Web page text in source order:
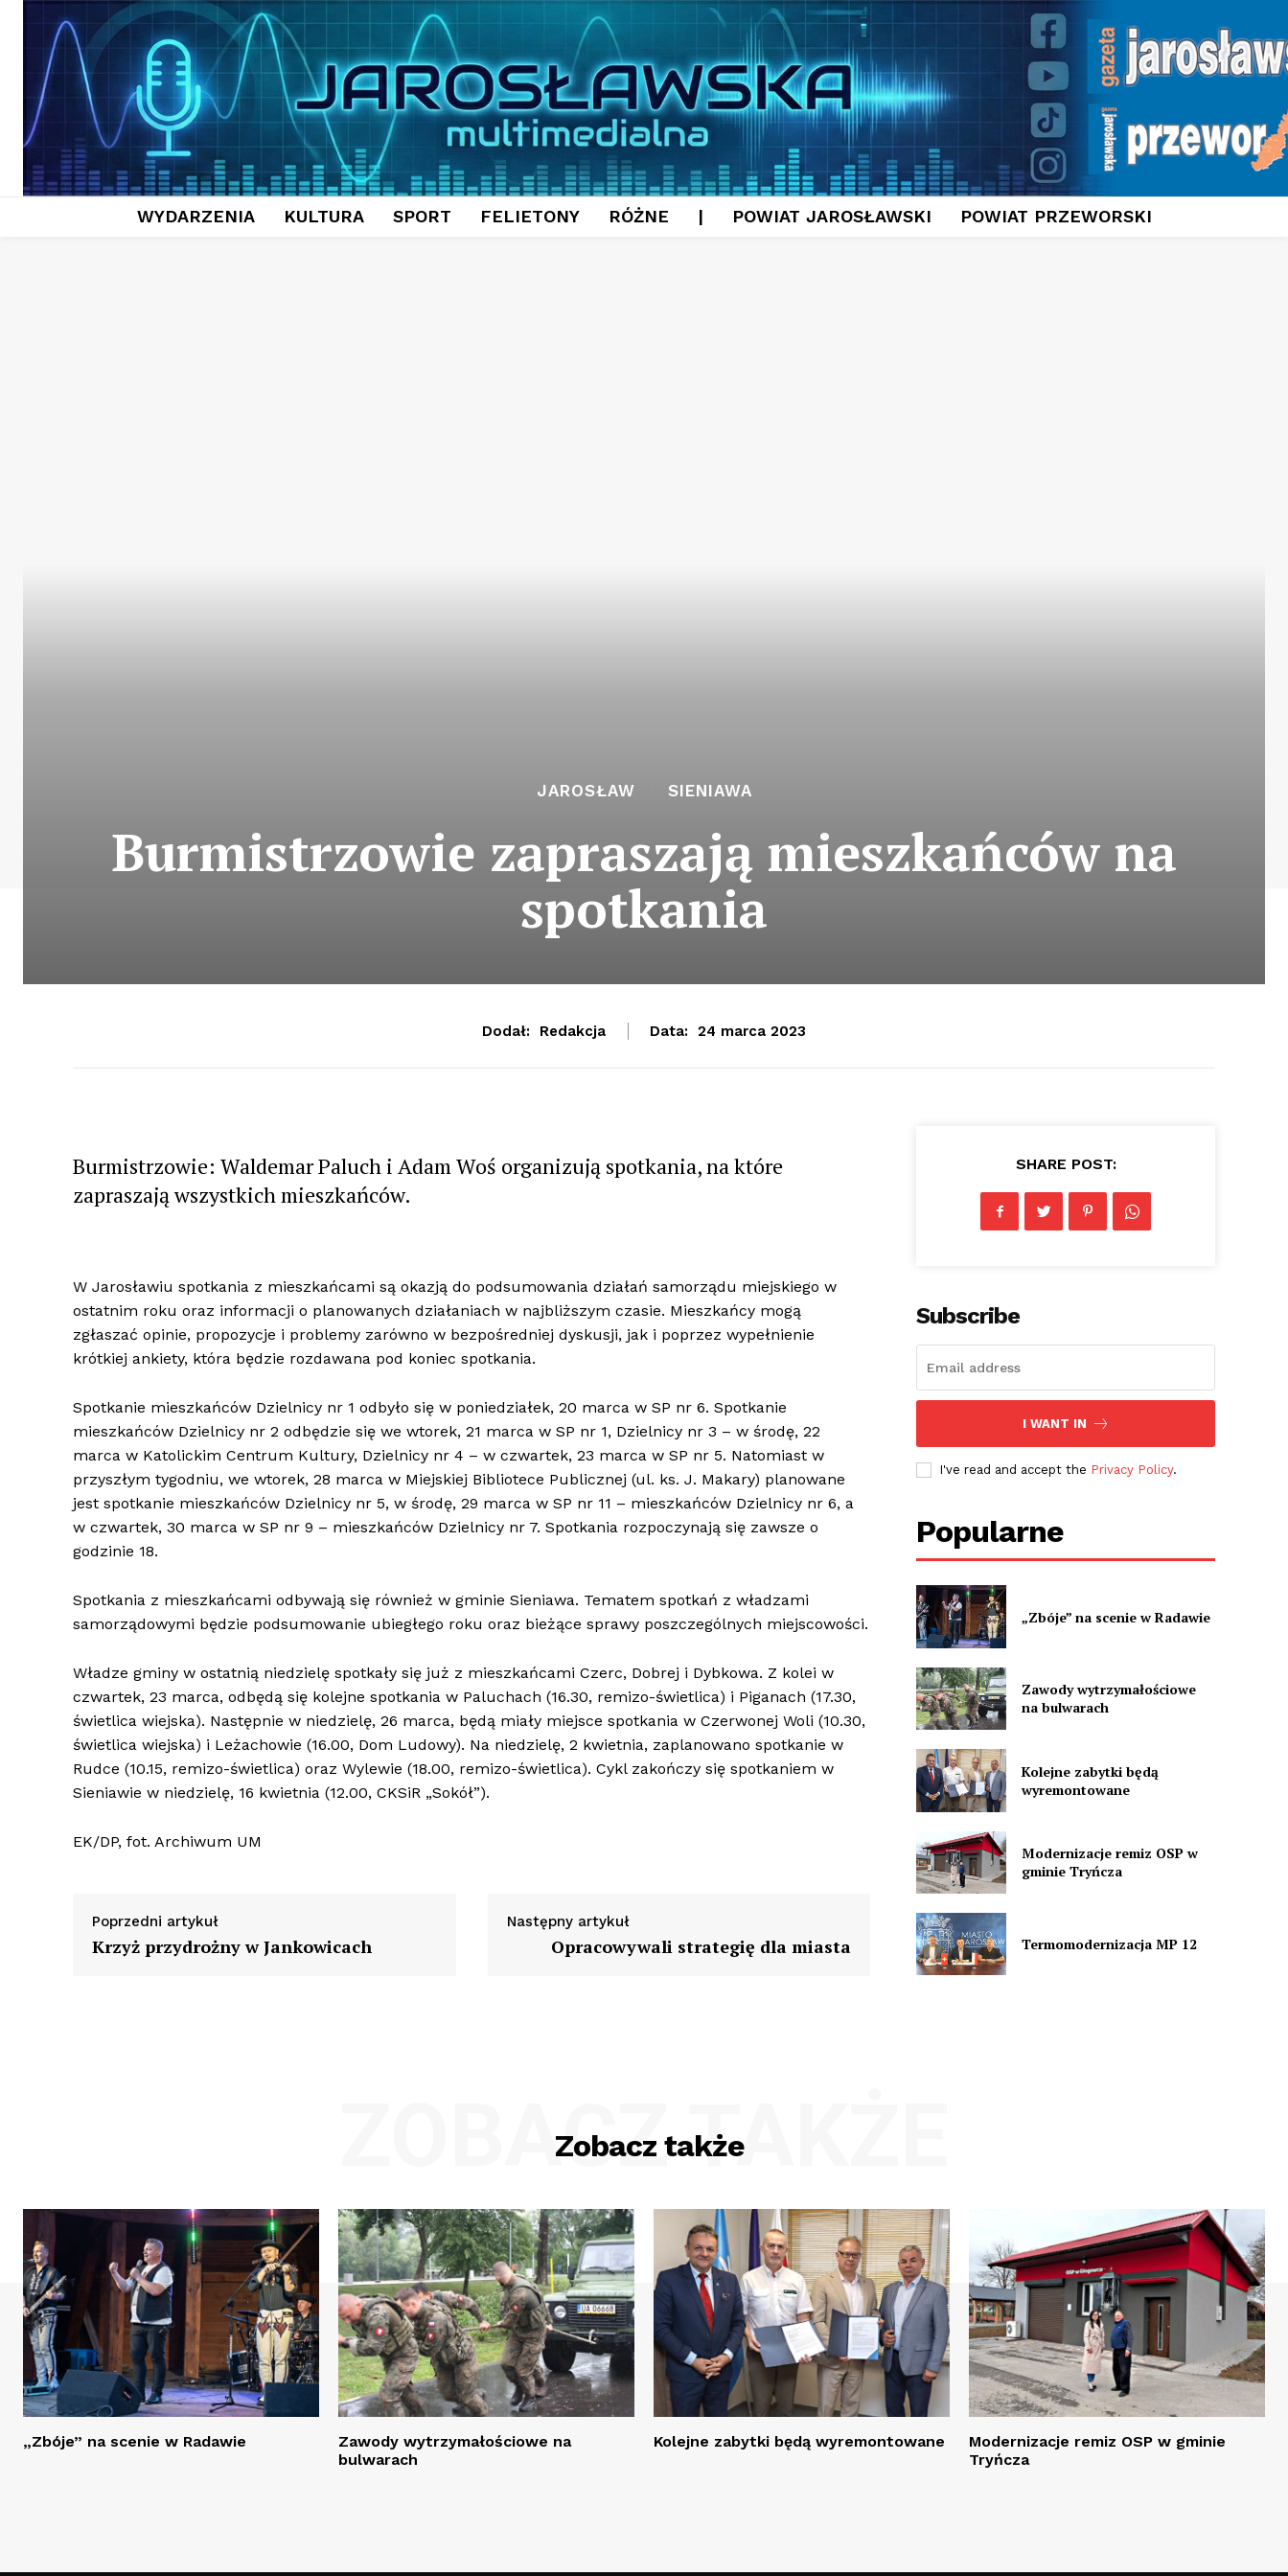
WYDARZENIA KULTURA SPORT FELIETONY RÓŻNE | POWIAT JAROSŁAWSKI POWIAT PRZEWORSKI
JAROSŁAW SIENIAWA
Burmistrzowie zapraszają mieszkańców na
spotkania
Dodał: Redakcja Data: 24 marca 2023
Burmistrzowie: Waldemar Paluch i Adam Woś organizują spotkania, na które
zapraszają wszystkich mieszkańców.
W Jarosławiu spotkania z mieszkańcami są okazją do podsumowania działań samorządu miejskiego w
ostatnim roku oraz informacji o planowanych działaniach w najbliższym czasie. Mieszkańcy mogą
zgłaszać opinie, propozycje i problemy zarówno w bezpośredniej dyskusji, jak i poprzez wypełnienie
krótkiej ankiety, która będzie rozdawana pod koniec spotkania.
Spotkanie mieszkańców Dzielnicy nr 1 odbyło się w poniedziałek, 20 marca w SP nr 6. Spotkanie
mieszkańców Dzielnicy nr 2 odbędzie się we wtorek, 21 marca w SP nr 1, Dzielnicy nr 3 – w środę, 22
marca w Katolickim Centrum Kultury, Dzielnicy nr 4 – w czwartek, 23 marca w SP nr 5. Natomiast w
przyszłym tygodniu, we wtorek, 28 marca w Miejskiej Bibliotece Publicznej (ul. ks. J. Makary) planowane
jest spotkanie mieszkańców Dzielnicy nr 5, w środę, 29 marca w SP nr 11 – mieszkańców Dzielnicy nr 6, a
w czwartek, 30 marca w SP nr 9 – mieszkańców Dzielnicy nr 7. Spotkania rozpoczynają się zawsze o
godzinie 18.
Spotkania z mieszkańcami odbywają się również w gminie Sieniawa. Tematem spotkań z władzami
samorządowymi będzie podsumowanie ubiegłego roku oraz bieżące sprawy poszczególnych miejscowości.
Władze gminy w ostatnią niedzielę spotkały się już z mieszkańcami Czerc, Dobrej i Dybkowa. Z kolei w
czwartek, 23 marca, odbędą się kolejne spotkania w Paluchach (16.30, remizo-świetlica) i Piganach (17.30,
świetlica wiejska). Następnie w niedzielę, 26 marca, będą miały miejsce spotkania w Czerwonej Woli (10.30,
świetlica wiejska) i Leżachowie (16.00, Dom Ludowy). Na niedzielę, 2 kwietnia, zaplanowano spotkanie w
Rudce (10.15, remizo-świetlica) oraz Wylewie (18.00, remizo-świetlica). Cykl zakończy się spotkaniem w
Sieniawie w niedzielę, 16 kwietnia (12.00, CKSiR „Sokół”).
EK/DP, fot. Archiwum UM
Poprzedni artykuł
Krzyż przydrożny w Jankowicach
Następny artykuł
Opracowywali strategię dla miasta
SHARE POST:
Subscribe
I WANT IN
I've read and accept the Privacy Policy.
Popularne
„Zbóje” na scenie w Radawie
Zawody wytrzymałościowe
na bulwarach
Kolejne zabytki będą
wyremontowane
Modernizacje remiz OSP w
gminie Tryńcza
Termomodernizacja MP 12
Zobacz także
ZOBACZ TAKŻE
„Zbóje” na scenie w Radawie
Zawody wytrzymałościowe na
bulwarach
Kolejne zabytki będą wyremontowane
Modernizacje remiz OSP w gminie
Tryńcza